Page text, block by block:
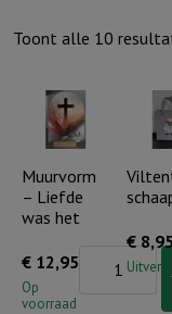
Toont alle 10
Muurvorm
– Liefde
was het
€ 12,95
Op
voorraad
Muurvorm
€